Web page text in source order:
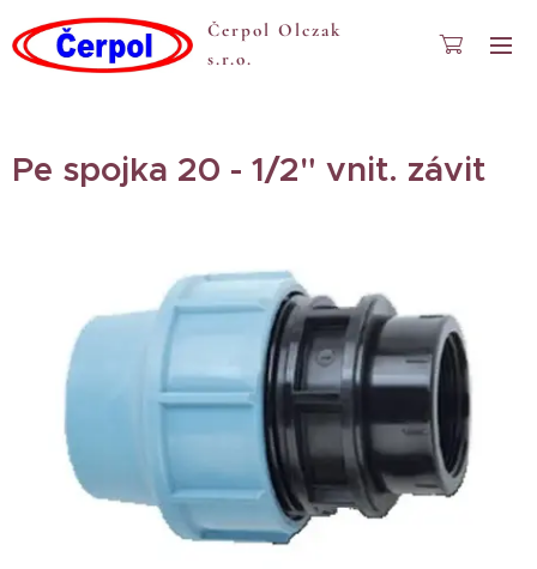
Čerpol Olczak
s.r.o.
Pe spojka 20 - 1/2" vnit. závit